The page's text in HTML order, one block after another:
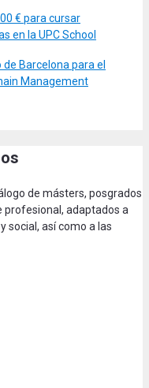
€ para cursar
en la UPC School
Barcelona para el
Management
de másters, posgrados
profesional, adaptados a
social, así como a las